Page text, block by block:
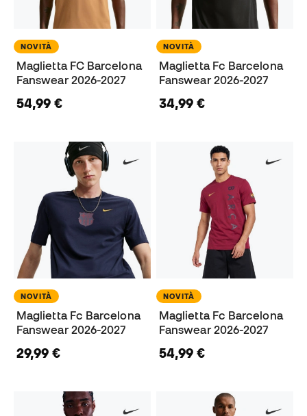
NOVITÀ
Maglietta FC Barcelona
Fanswear 2026-2027
54,99 €
NOVITÀ
Maglietta Fc Barcelona
Fanswear 2026-2027
34,99 €
NOVITÀ
Maglietta Fc Barcelona
Fanswear 2026-2027
29,99 €
NOVITÀ
Maglietta Fc Barcelona
Fanswear 2026-2027
54,99 €